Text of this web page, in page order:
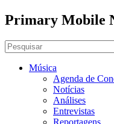
Primary Mobile
Música
Agenda de
Notícias
Análises
Entrevistas
Reportagens